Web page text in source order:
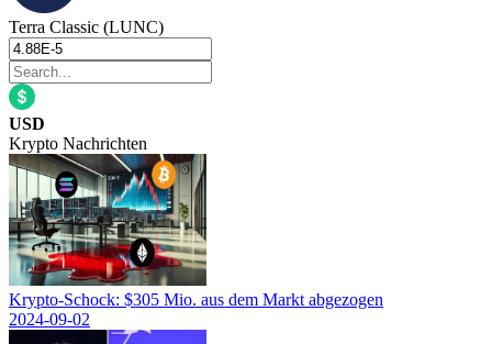
Terra Classic (LUNC)
USD
Krypto Nachrichten
Krypto-Schock: $305 Mio. aus dem Markt abgezogen
2024-09-02